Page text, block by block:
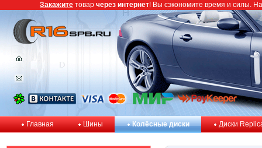
Главная Шины Колёсные диски Диски
Закажите товар через интернет! Вы сэкономите время и силы.